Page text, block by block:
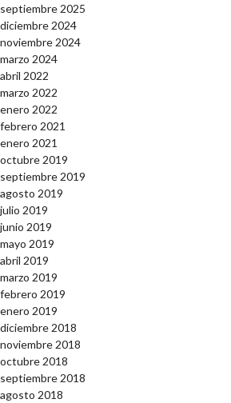
septiembre 2025
diciembre 2024
noviembre 2024
marzo 2024
abril 2022
marzo 2022
enero 2022
febrero 2021
enero 2021
octubre 2019
septiembre 2019
agosto 2019
julio 2019
junio 2019
mayo 2019
abril 2019
marzo 2019
febrero 2019
enero 2019
diciembre 2018
noviembre 2018
octubre 2018
septiembre 2018
agosto 2018